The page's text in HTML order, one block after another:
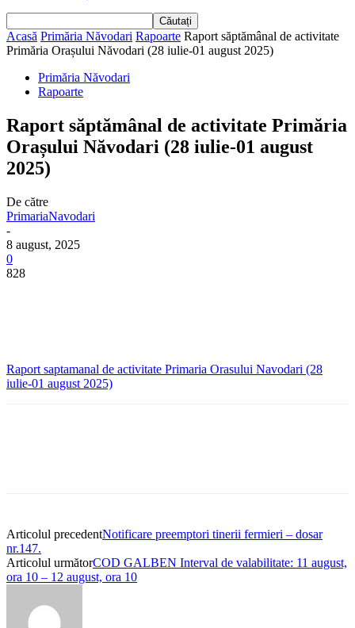
Acasă Primăria Năvodari Rapoarte Raport săptămânal de activitate
Primăria Orașului Năvodari (28 iulie-01 august 2025)
Primăria Năvodari
Rapoarte
Raport săptămânal de activitate Primăria
Orașului Năvodari (28 iulie-01 august
2025)
De către
PrimariaNavodari
-
8 august, 2025
0
828
Raport saptamanal de activitate Primaria Orasului Navodari (28
iulie-01 august 2025)
Articolul precedentNotificare preemptori tinerii fermieri – dosar
nr.147.
Articolul următorCOD GALBEN Interval de valabilitate: 11 august,
ora 10 – 12 august, ora 10